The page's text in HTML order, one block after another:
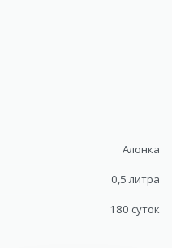
Алонка
0,5 литра
180 суток